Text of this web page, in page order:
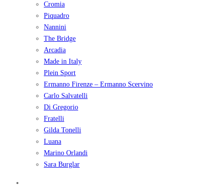
Cromia
Piquadro
Nannini
The Bridge
Arcadia
Made in Italy
Plein Sport
Ermanno Firenze – Ermanno Scervino
Carlo Salvatelli
Di Gregorio
Fratelli
Gilda Tonelli
Luana
Marino Orlandi
Sara Burglar